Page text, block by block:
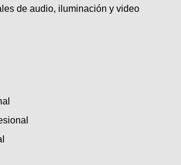
de audio, iluminación y video